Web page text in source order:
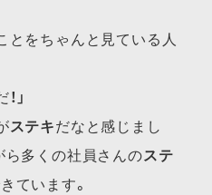
とをちゃんと見ている人
」
ステキだなと感じまし
ら多くの社員さんのステ
ています。